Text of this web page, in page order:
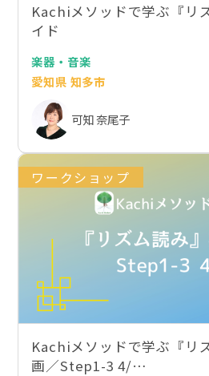
Kachiメソッドで学ぶ『リ
イド
楽器・音楽
愛知県 知多市
可知 奈尾子
ワークショップ
Kachiメソッドで学ぶ『リ
画／Step1-3 4/…